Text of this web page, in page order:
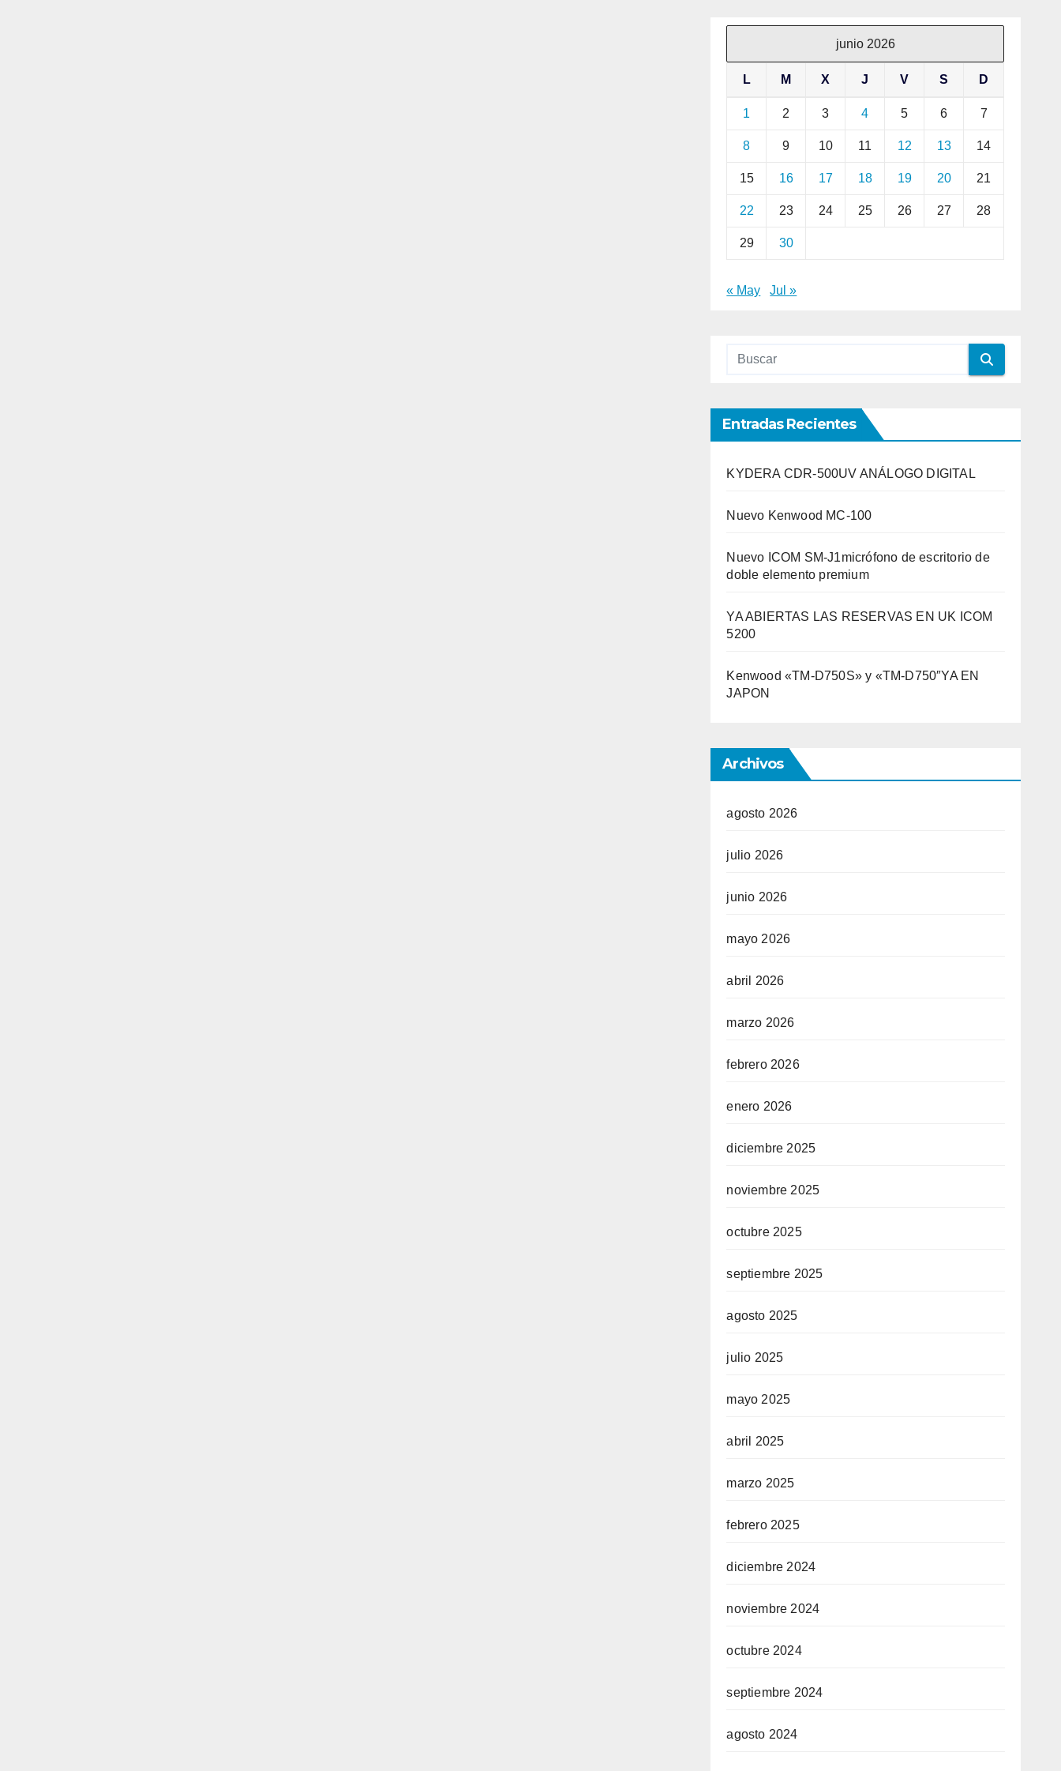
junio 2026
L M X J V S D
1 2 3 4 5 6 7
8 9 10 11 12 13 14
15 16 17 18 19 20 21
22 23 24 25 26 27 28
29 30
« May Jul »
Entradas Recientes
KYDERA CDR-500UV ANÁLOGO DIGITAL
Nuevo Kenwood MC-100
Nuevo ICOM SM-J1micrófono de escritorio de
doble elemento premium
YA ABIERTAS LAS RESERVAS EN UK ICOM
5200
Kenwood «TM-D750S» y «TM-D750″YA EN
JAPON
Archivos
agosto 2026
julio 2026
junio 2026
mayo 2026
abril 2026
marzo 2026
febrero 2026
enero 2026
diciembre 2025
noviembre 2025
octubre 2025
septiembre 2025
agosto 2025
julio 2025
mayo 2025
abril 2025
marzo 2025
febrero 2025
diciembre 2024
noviembre 2024
octubre 2024
septiembre 2024
agosto 2024